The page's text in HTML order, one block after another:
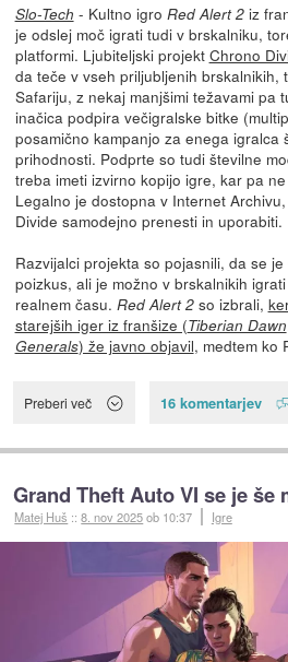
Slo-Tech - Kultno igro Red Alert 2iz
je odslej moč igrati tudi v brskalniku,
platformi. Ljubiteljski projekt Chrono
da teče v vseh priljubljenih brskalnikih,
Safariju, z nekaj manjšimi težavami pa
inačica podpira večigralske bitke
posamično kampanjo za enega igralca
prihodnosti. Podprte so tudi številne
treba imeti izvirno kopijo igre, kar pa
Legalno je dostopna v Internet
Divide samodejno prenesti in uporabiti.
Razvijalci projekta so pojasnili, da se
poizkus, ali je možno v brskalnikih
realnem času. Red Alert 2so izbrali,
starejših iger iz franšize (Tiberian Dawn
Generals) že javno objavil, medtem ko
Preberi več 16 komentarjev
Grand Theft Auto VI se je še
Matej Huš ::8. nov 2025ob 10:37 Igre